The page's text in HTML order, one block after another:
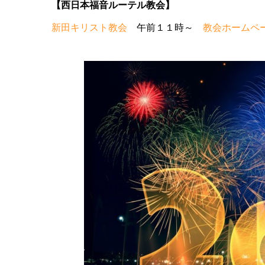
【西日本福音ルーテル教会】
新田キリスト教会 午前１１時～ 教会ホームペ